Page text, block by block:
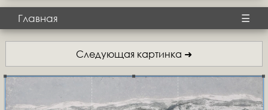
Главная ☰
Следующая картинка ➜